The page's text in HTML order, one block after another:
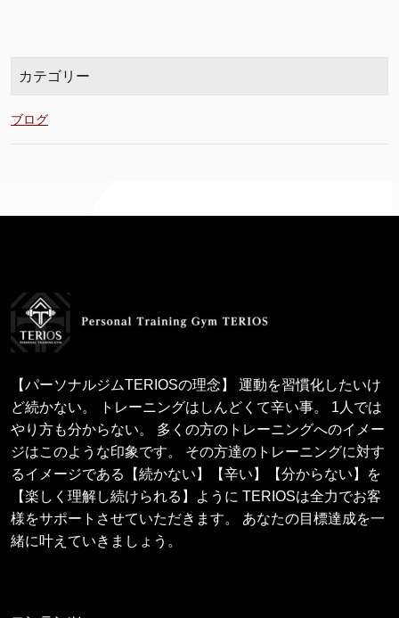
カテゴリー
ブログ
【パーソナルジムTERIOSの理念】 運動を習慣化したいけ
ど続かない。 トレーニングはしんどくて辛い事。 1人では
やり方も分からない。 多くの方のトレーニングへのイメー
ジはこのような印象です。 その方達のトレーニングに対す
るイメージである【続かない】【辛い】【分からない】を
【楽しく理解し続けられる】ように TERIOSは全力でお客
様をサポートさせていただきます。 あなたの目標達成を一
緒に叶えていきましょう。